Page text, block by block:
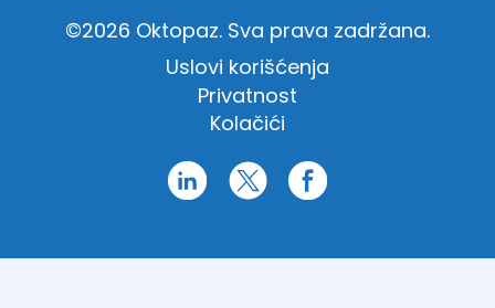
©2026 Oktopaz. Sva prava zadržana.
Uslovi korišćenja
Privatnost
Kolačići